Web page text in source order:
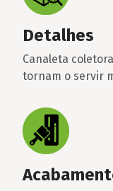
Detalhes
Canaleta
tornam o servir